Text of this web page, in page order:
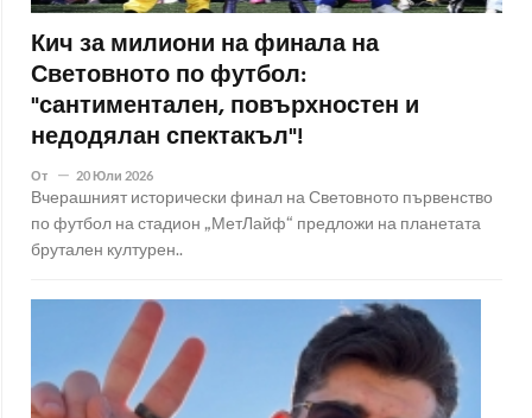
Кич за милиони на финала на
Световното по футбол:
"сантиментален, повърхностен и
недодялан спектакъл"!
От 20 Юли 2026
Вчерашният исторически финал на Световното първенство
по футбол на стадион „МетЛайф“ предложи на планетата
брутален културен..